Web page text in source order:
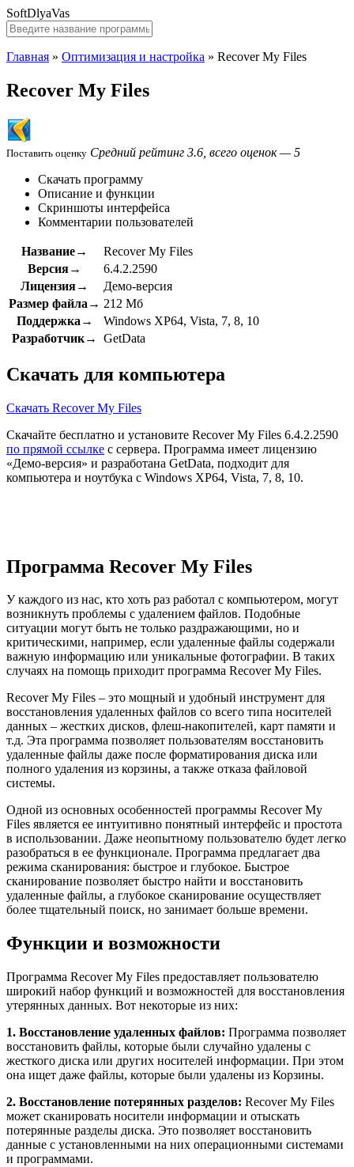
SoftDlyaVas
Главная » Оптимизация и настройка » Recover My Files
Recover My Files
Поставить оценку Средний рейтинг 3.6, всего оценок — 5
Скачать программу
Описание и функции
Скриншоты интерфейса
Комментарии пользователей
Название→
Recover My Files
Версия→
6.4.2.2590
Лицензия→
Демо-версия
Размер файла→ 212 Мб
Поддержка→
Windows XP64, Vista, 7, 8, 10
Разработчик→
GetData
Скачать для компьютера
Скачать Recover My Files
Скачайте бесплатно и установите Recover My Files 6.4.2.2590
по прямой ссылке с сервера. Программа имеет лицензию
«Демо-версия» и разработана GetData, подходит для
компьютера и ноутбука с Windows XP64, Vista, 7, 8, 10.
Программа Recover My Files
У каждого из нас, кто хоть раз работал с компьютером, могут
возникнуть проблемы с удалением файлов. Подобные
ситуации могут быть не только раздражающими, но и
критическими, например, если удаленные файлы содержали
важную информацию или уникальные фотографии. В таких
случаях на помощь приходит программа Recover My Files.
Recover My Files – это мощный и удобный инструмент для
восстановления удаленных файлов со всего типа носителей
данных – жестких дисков, флеш-накопителей, карт памяти и
т.д. Эта программа позволяет пользователям восстановить
удаленные файлы даже после форматирования диска или
полного удаления из корзины, а также отказа файловой
системы.
Одной из основных особенностей программы Recover My
Files является ее интуитивно понятный интерфейс и простота
в использовании. Даже неопытному пользователю будет легко
разобраться в ее функционале. Программа предлагает два
режима сканирования: быстрое и глубокое. Быстрое
сканирование позволяет быстро найти и восстановить
удаленные файлы, а глубокое сканирование осуществляет
более тщательный поиск, но занимает больше времени.
Функции и возможности
Программа Recover My Files предоставляет пользователю
широкий набор функций и возможностей для восстановления
утерянных данных. Вот некоторые из них:
1. Восстановление удаленных файлов: Программа позволяет
восстановить файлы, которые были случайно удалены с
жесткого диска или других носителей информации. При этом
она ищет даже файлы, которые были удалены из Корзины.
2. Восстановление потерянных разделов: Recover My Files
может сканировать носители информации и отыскать
потерянные разделы диска. Это позволяет восстановить
данные с установленными на них операционными системами
и программами.